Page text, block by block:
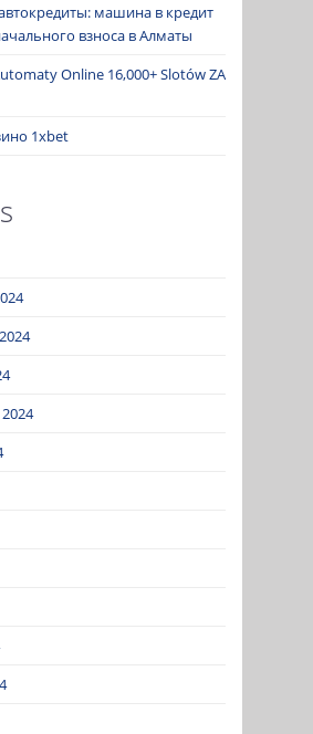
машина в кредит
взноса в Алматы
Online 16,000+ Slotów ZA
1xbet